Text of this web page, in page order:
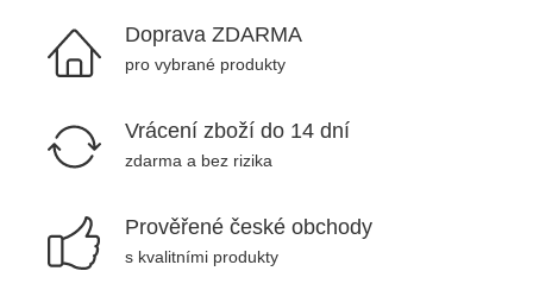
Doprava ZDARMA
pro vybrané produkty
Vrácení zboží do 14 dní
zdarma a bez rizika
Prověřené české obchody
s kvalitními produkty